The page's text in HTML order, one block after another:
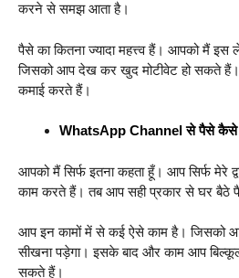
करने से समझ आता है।
पैसे का कितना ज्यादा महत्त्व हैं। आपको मैं इस
जिसको आप देख कर खुद मोटीवेट हो सकते
कमाई करते हैं।
WhatsApp Channel से पैसे कैसे
आपको मैं सिर्फ इतना कहता हूँ। आप सिर्फ मेरे
काम करते हैं। तब आप सही प्रकार से घर बैठे
आप इन कामों में से कई ऐसे काम है। जिसको
सीखना पड़ेगा। इसके बाद और काम आप
सकते हैं।